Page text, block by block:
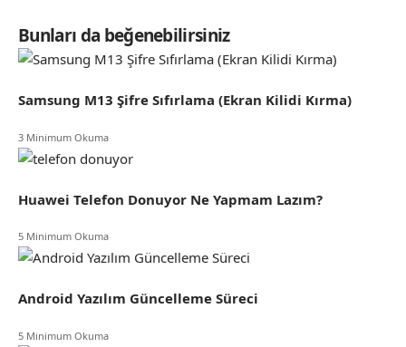
Bunları da beğenebilirsiniz
Samsung M13 Şifre Sıfırlama (Ekran Kilidi Kırma)
3 Minimum Okuma
Huawei Telefon Donuyor Ne Yapmam Lazım?
5 Minimum Okuma
Android Yazılım Güncelleme Süreci
5 Minimum Okuma